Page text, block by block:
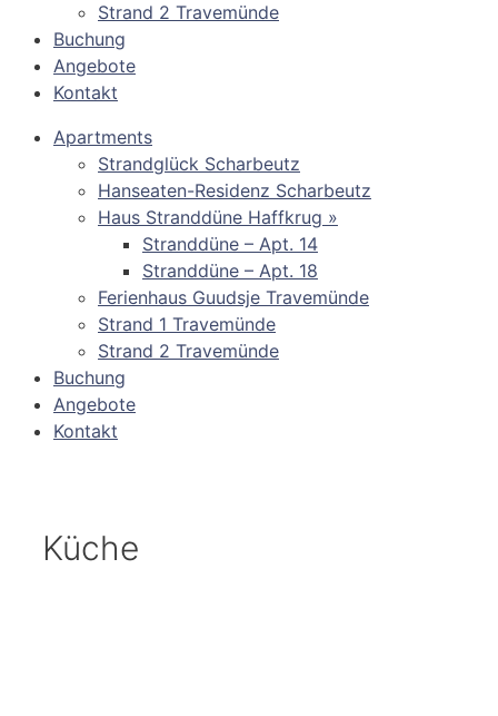
Strand 2 Travemünde
Buchung
Angebote
Kontakt
Apartments
Strandglück Scharbeutz
Hanseaten-Residenz Scharbeutz
Haus Stranddüne Haffkrug »
Stranddüne – Apt. 14
Stranddüne – Apt. 18
Ferienhaus Guudsje Travemünde
Strand 1 Travemünde
Strand 2 Travemünde
Buchung
Angebote
Kontakt
Küche